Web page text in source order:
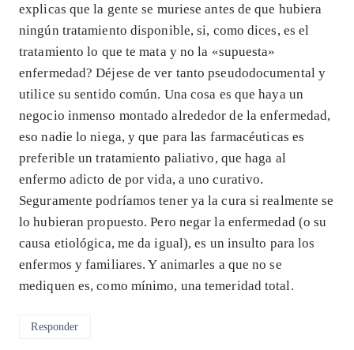
explicas que la gente se muriese antes de que hubiera
ningún tratamiento disponible, si, como dices, es el
tratamiento lo que te mata y no la «supuesta»
enfermedad? Déjese de ver tanto pseudodocumental y
utilice su sentido común. Una cosa es que haya un
negocio inmenso montado alrededor de la enfermedad,
eso nadie lo niega, y que para las farmacéuticas es
preferible un tratamiento paliativo, que haga al
enfermo adicto de por vida, a uno curativo.
Seguramente podríamos tener ya la cura si realmente se
lo hubieran propuesto. Pero negar la enfermedad (o su
causa etiológica, me da igual), es un insulto para los
enfermos y familiares. Y animarles a que no se
mediquen es, como mínimo, una temeridad total.
Responder